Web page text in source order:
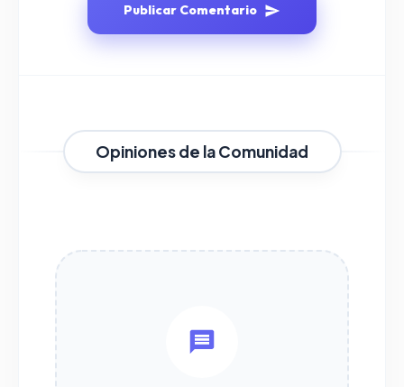
Publicar Comentario
Opiniones de la Comunidad